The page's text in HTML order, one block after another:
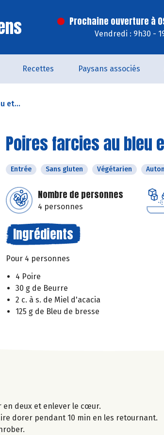
Prochaine ouverture à
Vendredi : 9h30 -
Recettes Paysans associés
et...
Poires farcies au bleu
Entrée Sans gluten Végétarien
Nombre de personnes
4 personnes
Ingrédients
Pour 4 personnes
4 Poire
30 g de Beurre
2 c. à s. de Miel d'acacia
125 g de Bleu de bresse
en deux et enlever le cœur.
dorer pendant 10 min en les retournant.